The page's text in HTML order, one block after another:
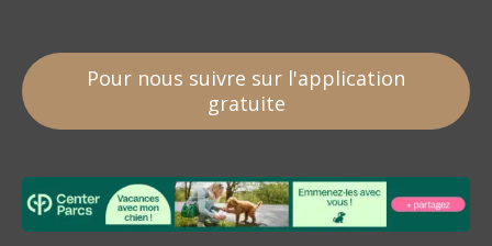
Pour nous suivre sur l'application
gratuite